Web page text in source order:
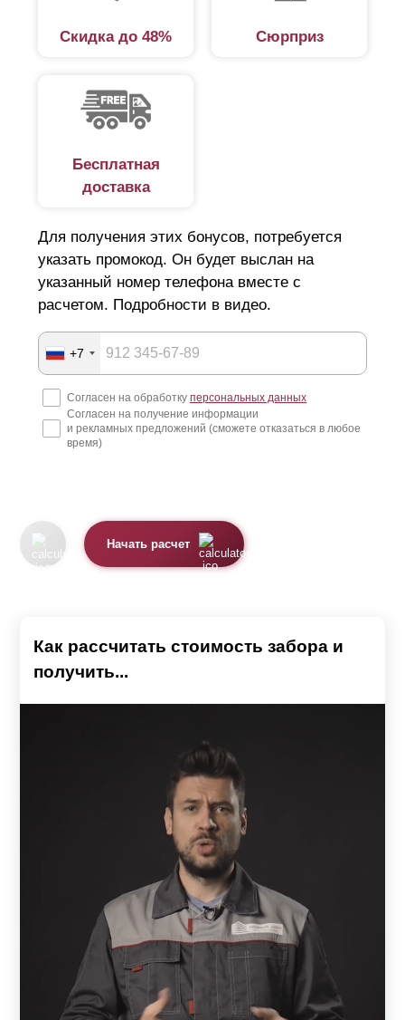
Скидка до 48% Сюрприз
Бесплатная
доставка
Для получения этих бонусов, потребуется
указать промокод. Он будет выслан на
указанный номер телефона вместе с
расчетом. Подробности в видео.
+7
Согласен на обработку персональных данных
Согласен на получение информации
и рекламных предложений (сможете отказаться в любое
время)
Начать расчет
Как рассчитать стоимость забора и
получить...